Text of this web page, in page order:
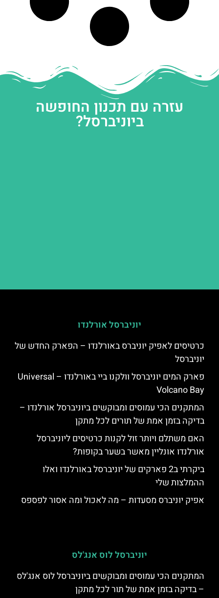
עזרה עם תכנון החופשה
ביוניברסל?
יוניברסל אורלנדו
כרטיסים לאפיק יוניברס באורלנדו – הפארק החדש של
יוניברסל
פארק המים יוניברסל וולקנו ביי באורלנדו – Universal
Volcano Bay
המתקנים הכי עמוסים ומבוקשים ביוניברסל אורלנדו –
בדיקה בזמן אמת של תורים לכל מתקן
האם משתלם ויותר זול לקנות כרטיסים ליוניברסל
אורלנדו אונליין מאשר בשער בקופות?
ביקרתי ב2 פארקים של יוניברסל באורלנדו ואלו
ההמלצות שלי
אפיק יוניברס מסעדות – מה לאכול ומה אסור לפספס
יוניברסל לוס אנג'לס
המתקנים הכי עמוסים ומבוקשים ביוניברסל לוס אנג'לס
– בדיקה בזמן אמת של תור לכל מתקן